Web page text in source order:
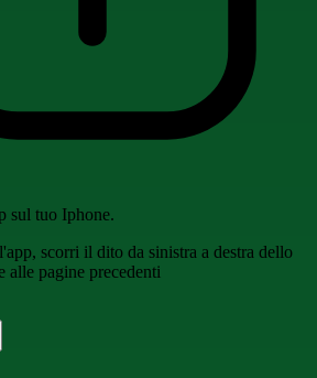
sul tuo Iphone.
scorri il dito da sinistra a destra dello
alle pagine precedenti